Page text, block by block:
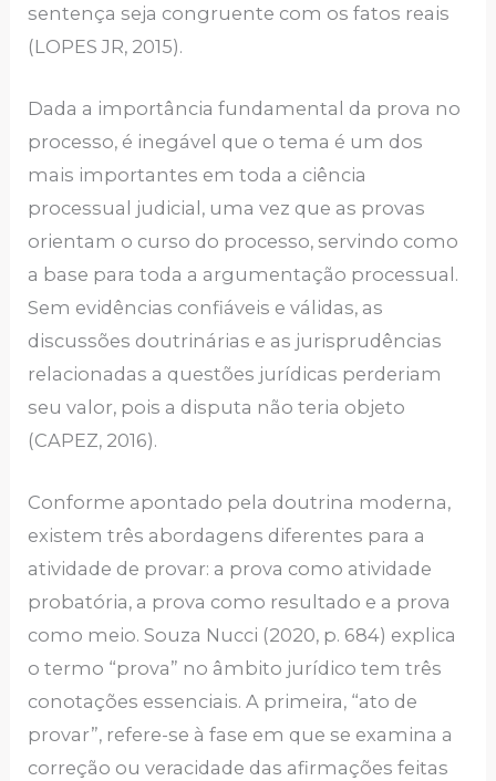
sentença seja congruente com os fatos reais
(LOPES JR, 2015).
Dada a importância fundamental da prova no
processo, é inegável que o tema é um dos
mais importantes em toda a ciência
processual judicial, uma vez que as provas
orientam o curso do processo, servindo como
a base para toda a argumentação processual.
Sem evidências confiáveis e válidas, as
discussões doutrinárias e as jurisprudências
relacionadas a questões jurídicas perderiam
seu valor, pois a disputa não teria objeto
(CAPEZ, 2016).
Conforme apontado pela doutrina moderna,
existem três abordagens diferentes para a
atividade de provar: a prova como atividade
probatória, a prova como resultado e a prova
como meio. Souza Nucci (2020, p. 684) explica
o termo “prova” no âmbito jurídico tem três
conotações essenciais. A primeira, “ato de
provar”, refere-se à fase em que se examina a
correção ou veracidade das afirmações feitas